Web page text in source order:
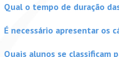
Qual o tempo de duração
É necessário apresentar os
Quais alunos se classificam